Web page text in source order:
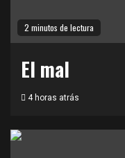
2 minutos de lectura
El mal
4 horas atrás